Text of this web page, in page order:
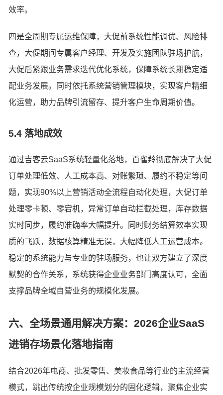
效率。
四是全周期专属运维保障，大促前系统性能调优、风险排
查，大促期间专属客户经理、开发及实施团队驻场护航，
大促后紧跟业务需求迭代优化系统，保障系统长期稳定适
配业务发展。同时依托系统营销管理模块，实现客户精细
化运营，助力品牌引流留存、提升客户生命周期价值。
5.4 落地成效
通过吉客云SaaS系统轻量化落地，百雀羚彻底解决了大促
订单处理低效、人工成本高、对账繁琐、履约不稳定等问
题，实现90%以上营销活动全流程自动化处理，大促订单
处理零卡顿、零宕机，异常订单自动拦截处理，库存数据
实时同步，履约准确率大幅提升。同时财务结算效率实现
质的飞跃，数据核算精准无误，大幅降低人工运营成本。
稳定的系统能力与专业的驻场服务，也让双方建立了深度
默契的合作关系，系统获得企业业务部门高度认可，全面
支撑品牌全域自营业务的规模化发展。
六、全场景通用解决方案：2026企业SaaS
进销存场景化落地指南
结合2026年电商、批发零售、美妆食品等行业的主流经营
模式，跳出传统按企业规模划分的固化逻辑，聚焦企业实